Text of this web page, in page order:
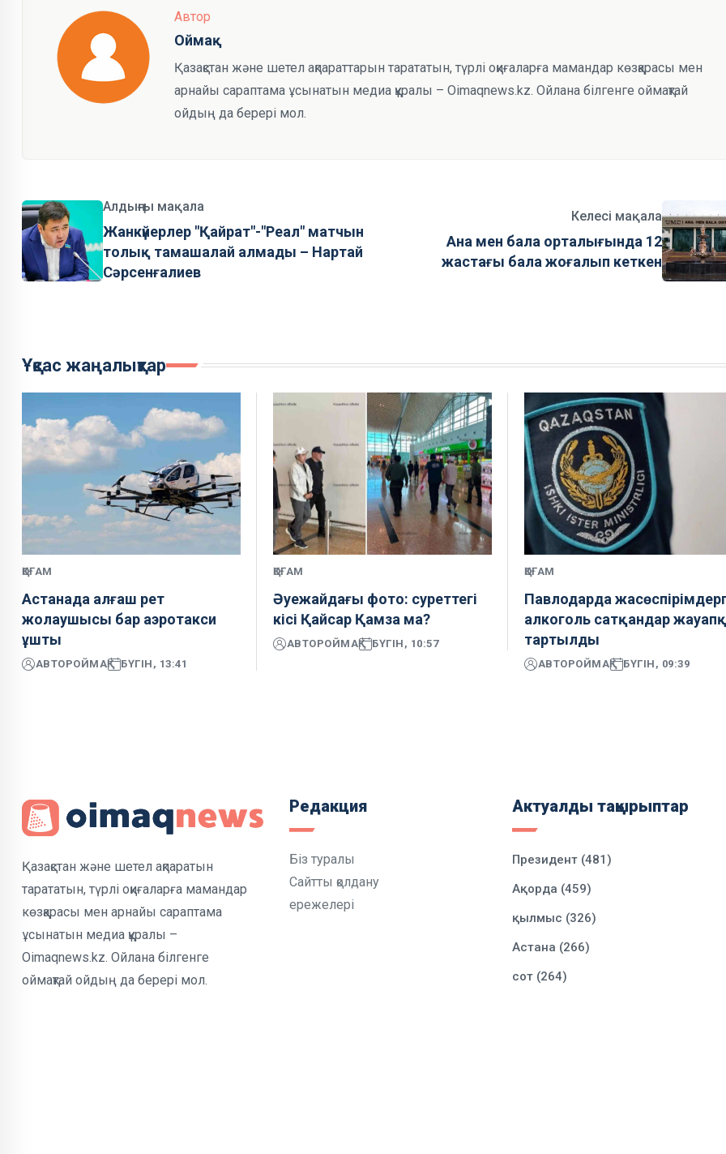
Автор
Оймақ
Қазақстан және шетел ақпараттарын тарататын, түрлі оқиғаларға мамандар көзқарасы мен
арнайы сараптама ұсынатын медиа құралы – Oimaqnews.kz. Ойлана білгенге оймақтай
ойдың да берері мол.
Алдыңғы мақала
Жанкүйерлер "Қайрат"-"Реал" матчын
толық тамашалай алмады – Нартай
Сәрсенғалиев
Келесі мақала
Ана мен бала орталығында 12
жастағы бала жоғалып кеткен
Ұқсас жаңалықтар
ҚОҒАМ
Астанада алғаш рет
жолаушысы бар аэротакси
ұшты
АВТОРОЙМАҚ БҮГІН, 13:41
ҚОҒАМ
Әуежайдағы фото: суреттегі
кісі Қайсар Қамза ма?
АВТОРОЙМАҚ БҮГІН, 10:57
ҚОҒАМ
Павлодарда
алкоголь сатқандар
тартылды
АВТОРОЙМАҚ БҮГІН, 09:39
Қазақстан және шетел ақпаратын
тарататын, түрлі оқиғаларға мамандар
көзқарасы мен арнайы сараптама
ұсынатын медиа құралы –
Oimaqnews.kz. Ойлана білгенге
оймақтай ойдың да берері мол.
Редакция
Біз туралы
Сайтты қолдану
ережелері
Актуалды тақырыптар
Президент (481)
Ақорда (459)
қылмыс (326)
Астана (266)
сот (264)